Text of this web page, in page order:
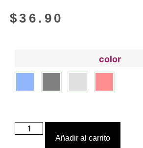
$36.90
color
Añadir al carrito